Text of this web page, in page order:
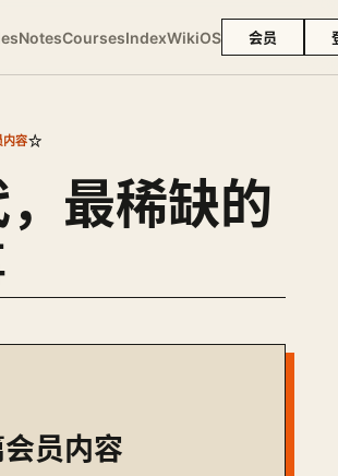
NotesCoursesIndexWikiOS 会员
内容☆
最稀缺的
员内容